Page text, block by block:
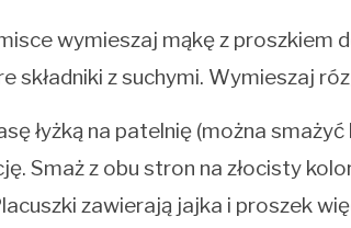
wymieszaj mąkę z proszkiem
składniki z suchymi. Wymieszaj
łyżką na patelnię (można smażyć
Smaż z obu stron na złocisty
zawierają jajka i proszek